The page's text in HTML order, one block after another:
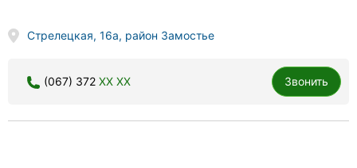
Стрелецкая, 16а, район Замостье
(067) 372 XX XX Звонить